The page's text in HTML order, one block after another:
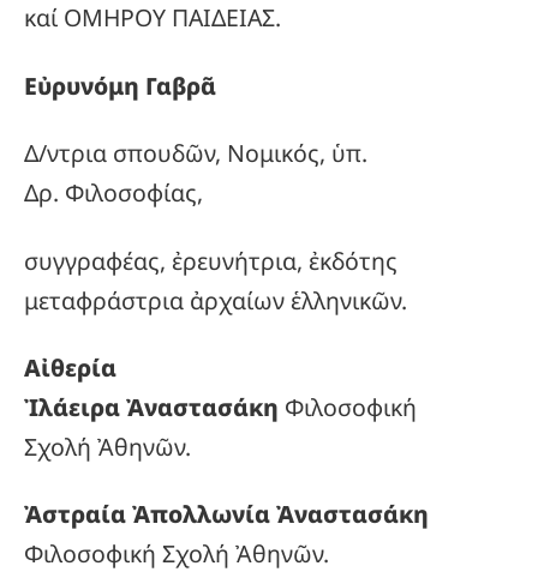
καί ΟΜΗΡΟΥ ΠΑΙΔΕΙΑΣ.
Εὐρυνόμη Γαβρᾶ
Δ/ντρια σπουδῶν, Νομικός, ὑπ.
Δρ. Φιλοσοφίας,
συγγραφέας, ἐρευνήτρια, ἐκδότης
μεταφράστρια ἀρχαίων ἑλληνικῶν.
Αἰθερία
Ἰλάειρα Ἀναστασάκη Φιλοσοφική
Σχολή Ἀθηνῶν.
Ἀστραία Ἀπολλωνία Ἀναστασάκη
Φιλοσοφική Σχολή Ἀθηνῶν.